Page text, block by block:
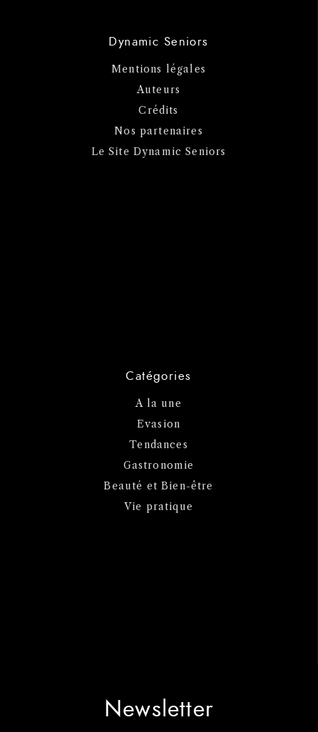
Dynamic Seniors
Mentions légales
Auteurs
Crédits
Nos partenaires
Le Site Dynamic Seniors
Catégories
A la une
Evasion
Tendances
Gastronomie
Beauté et Bien-être
Vie pratique
Newsletter